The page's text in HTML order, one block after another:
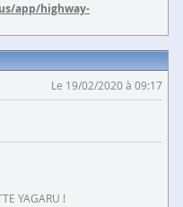
app/highway-
Le 19/02/2020 à 09:17
YAGARU !